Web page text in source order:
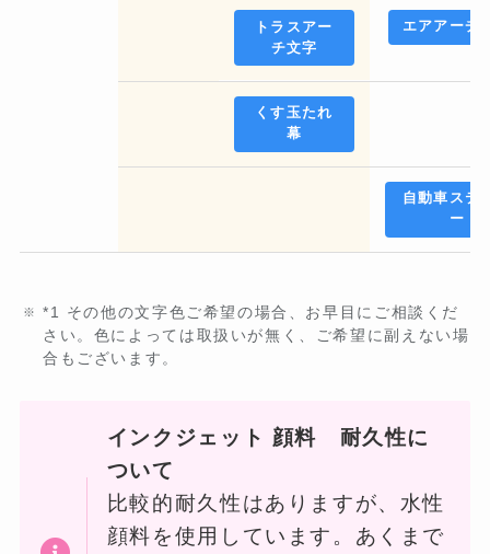
トラスアー
チ文字
エアアーチ
くす玉たれ
幕
自動車ステ
ー
*1 その他の文字色ご希望の場合、お早目にご相談くだ
さい。色によっては取扱いが無く、ご希望に副えない場
合もございます。
インクジェット 顔料 耐久性に
ついて
比較的耐久性はありますが、水性
顔料を使用しています。あくまで